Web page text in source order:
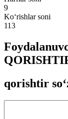
9
Ko‘rishlar soni
113
qorishtir